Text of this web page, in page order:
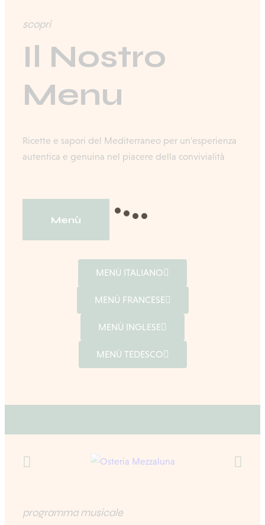
scopri
Il Nostro
Menu
Ricette e sapori del Mediterraneo per un'esperienza
autentica e genuina nel piacere della convivialità
Menù
MENÙ ITALIANO
MENÙ FRANCESE
MENÙ INGLESE
MENÙ TEDESCO
programma musicale